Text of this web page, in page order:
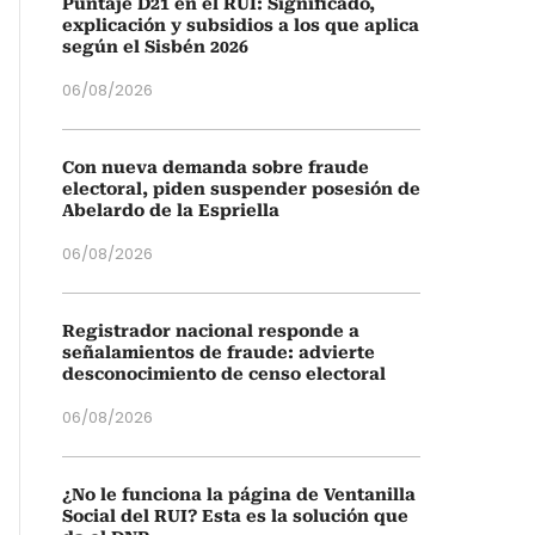
explicación y subsidios a los que aplica
según el Sisbén 2026
06/08/2026
Con nueva demanda sobre fraude
electoral, piden suspender posesión de
Abelardo de la Espriella
06/08/2026
Registrador nacional responde a
señalamientos de fraude: advierte
desconocimiento de censo electoral
06/08/2026
¿No le funciona la página de Ventanilla
Social del RUI? Esta es la solución que